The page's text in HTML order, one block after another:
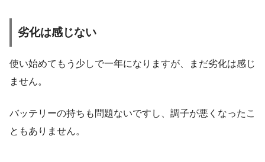
劣化は感じない
使い始めてもう少しで一年になりますが、まだ劣化は感じ
ません。
バッテリーの持ちも問題ないですし、調子が悪くなったこ
ともありません。